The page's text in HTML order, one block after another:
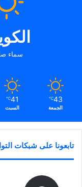
سماء
43
℃
الجمعة
41
℃
السبت
تابعونا على شبكات